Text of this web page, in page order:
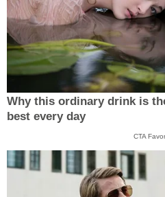
Why this ordinary drink is
best every day
CTA